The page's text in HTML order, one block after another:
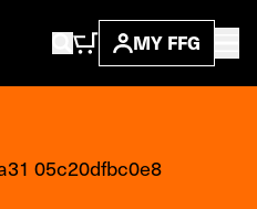
MY FFG